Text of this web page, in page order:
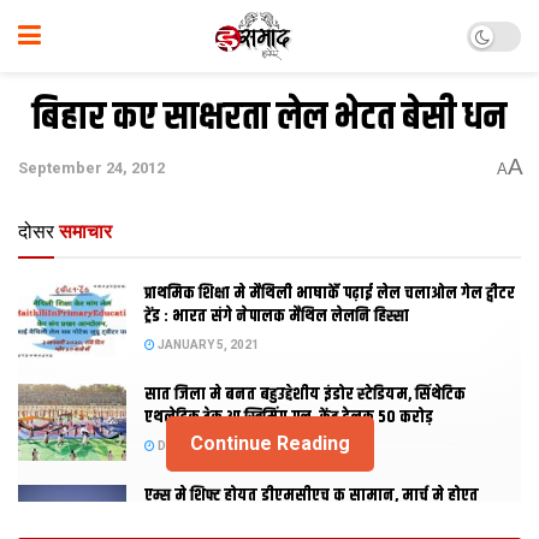
बिहार कए साक्षरता लेल भेटत बेसी धन
September 24, 2012 AA
दोसर समाचार
प्राथमिक शि‍क्षा मे मैथि‍ली भाषाकेँ पढ़ाई लेल चलाओल गेल ट्वीटर
ट्रेंड : भारत संगे नेपालक मैथिल लेलनि हिस्सा
JANUARY 5, 2021
सात जिला मे बनत बहुउद्देशीय इंडोर स्‍टेडि‍यम, सिंथेटिक
एथलेटिक ट्रेक आ स्विमिंग पुल, केंद्र देलक 50 करोड़
DECEMBER 26, 2020
एम्स मे शिफ्ट होयत डीएमसीएच क सामान, मार्च मे होएत
Continue Reading